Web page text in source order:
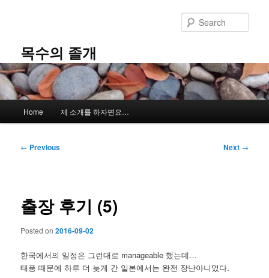
content목수의 졸개
Home 제 소개를 하자면요…
Post
← Previous Next →
출장 후기 (5)
Posted on2016-09-02
한국에서의 일정은 그런대로 manageable 했는데…
태풍 때문에 하루 더 늦게 간 일본에서는 완전 장난아니었다.